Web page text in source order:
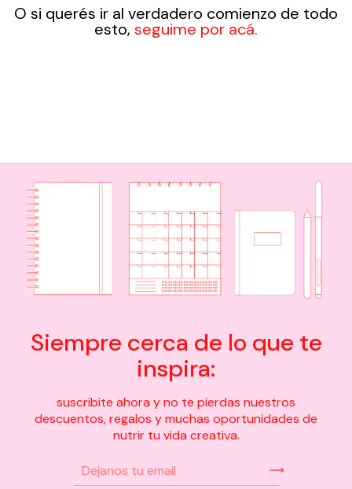
O si querés ir al verdadero comienzo de todo
esto, seguime por acá.
Siempre cerca de lo que te
inspira:
suscribite ahora y no te pierdas nuestros
descuentos, regalos y muchas oportunidades de
nutrir tu vida creativa.